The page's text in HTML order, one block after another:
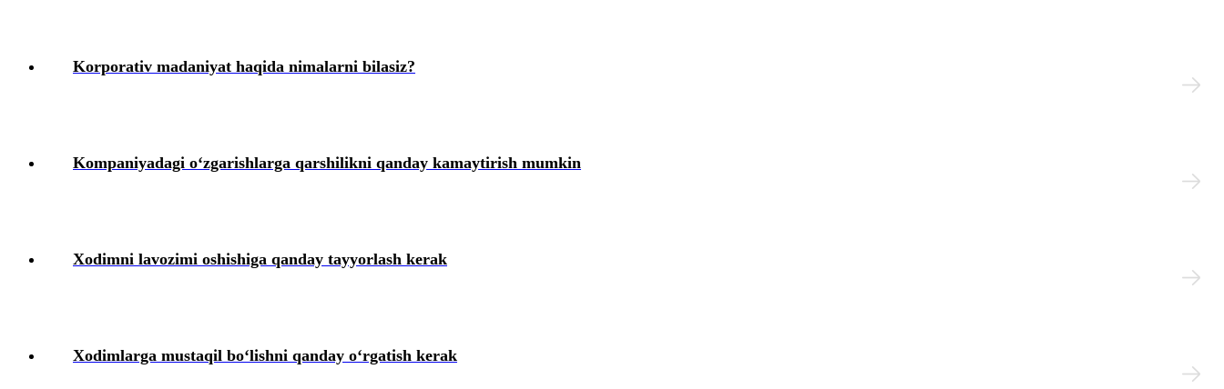
Korporativ madaniyat haqida nimalarni bilasiz?
Kompaniyadagi oʻzgarishlarga qarshilikni qanday kamaytirish mumkin
Xodimni lavozimi oshishiga qanday tayyorlash kerak
Xodimlarga mustaqil boʻlishni qanday oʻrgatish kerak